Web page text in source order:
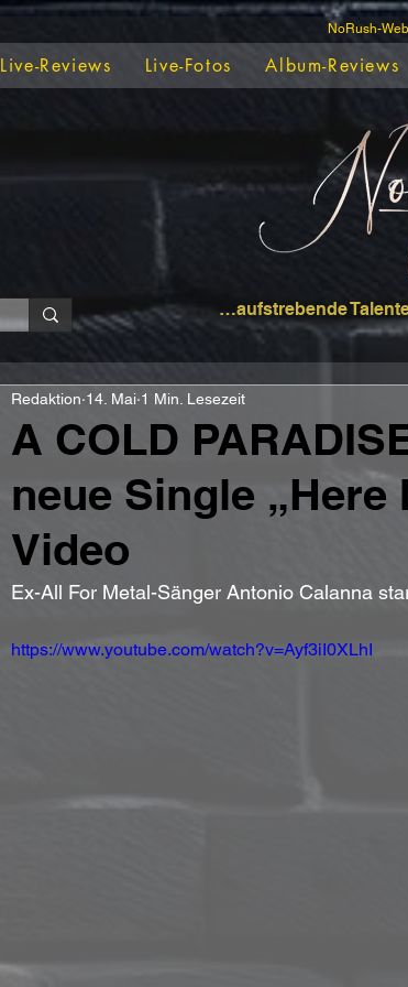
NoRush-
Live-Reviews Live-Fotos Album-Reviews
…aufstrebende
A COLD
neue Single „Here
Video
Redaktion 14. Mai 1 Min. Lesezeit
Ex-All For Metal-Sänger Antonio Calanna
https://www.youtube.com/watch?v=Ayf3iI0XLhI